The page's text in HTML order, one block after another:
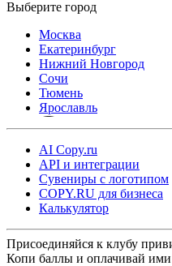
Москва
Екатеринбург
Нижний Новгород
Сочи
Тюмень
Ярославль
AI Copy.ru
API и интеграции
Сувениры с логотипом
COPY.RU для бизнеса
Калькулятор
Присоединяйся к клубу
Копи баллы и оплачивай ими